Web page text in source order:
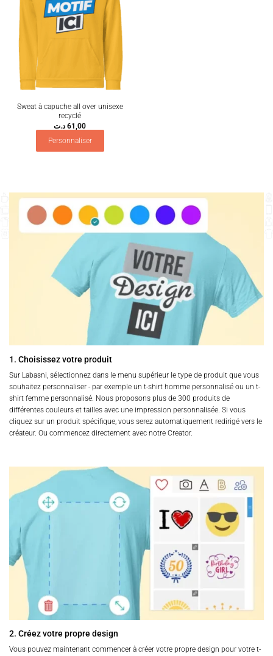
Sweat à capuche all over unisexe
recyclé
61,00 د.ت
Personnaliser
1. Choisissez votre produit
Sur Labasni, sélectionnez dans le menu supérieur le type de produit que vous
souhaitez personnaliser - par exemple un t-shirt homme personnalisé ou un t-
shirt femme personnalisé. Nous proposons plus de 300 produits de
différentes couleurs et tailles avec une impression personnalisée. Si vous
cliquez sur un produit spécifique, vous serez automatiquement redirigé vers le
créateur. Ou commencez directement avec notre Creator.
2. Créez votre propre design
Vous pouvez maintenant commencer à créer votre propre design pour votre t-